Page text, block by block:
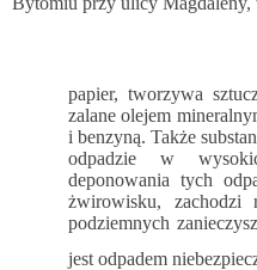
papier, tworzywa
zalane olejem
i benzyną. Także
odpadzie w
deponowania tych
żwirowisku, zachodzi
podziemnych
jest odpadem